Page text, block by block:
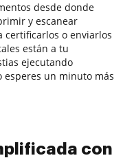
desde donde
y escanear
certificarlos o enviarlos
están a tu
ejecutando
esperes un minuto más
con